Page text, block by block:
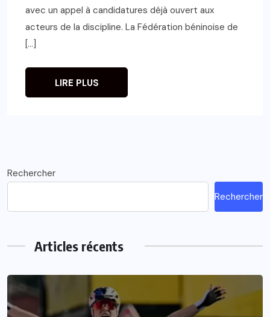
avec un appel à candidatures déjà ouvert aux
acteurs de la discipline. La Fédération béninoise de
[…]
LIRE PLUS
Rechercher
Rechercher
Articles récents